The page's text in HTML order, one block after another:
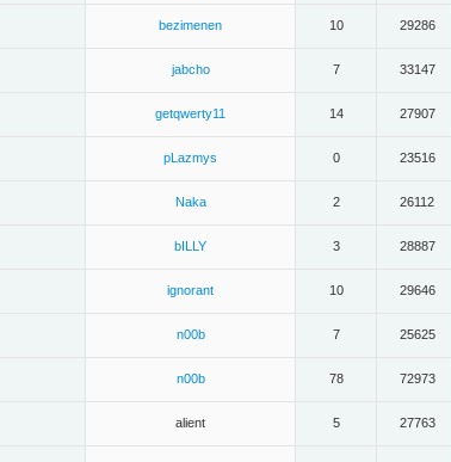
bezimenen 10 29286
jabcho 7 33147
getqwerty11 14 27907
pLazmys 0 23516
Naka 2 26112
bILLY 3 28887
ignorant 10 29646
n00b 7 25625
n00b 78 72973
alient 5 27763